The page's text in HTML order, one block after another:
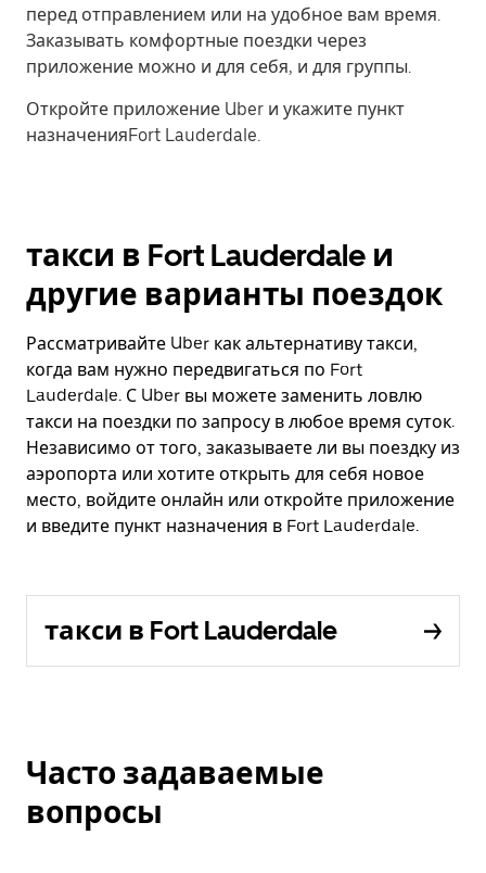
перед отправлением или на удобное вам время.
Заказывать комфортные поездки через
приложение можно и для себя, и для группы.
Откройте приложение Uber и укажите пункт
назначенияFort Lauderdale.
такси в Fort Lauderdale и
другие варианты поездок
Рассматривайте Uber как альтернативу такси,
когда вам нужно передвигаться по Fort
Lauderdale. С Uber вы можете заменить ловлю
такси на поездки по запросу в любое время суток.
Независимо от того, заказываете ли вы поездку из
аэропорта или хотите открыть для себя новое
место, войдите онлайн или откройте приложение
и введите пункт назначения в Fort Lauderdale.
такси в Fort Lauderdale
Часто задаваемые
вопросы